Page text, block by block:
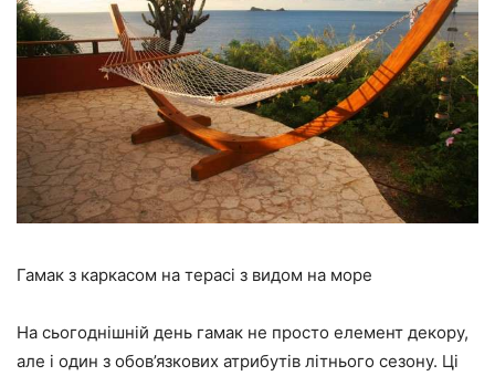
Гамак з каркасом на терасі з видом на море
На сьогоднішній день гамак не просто елемент декору,
але і один з обов’язкових атрибутів літнього сезону. Ці